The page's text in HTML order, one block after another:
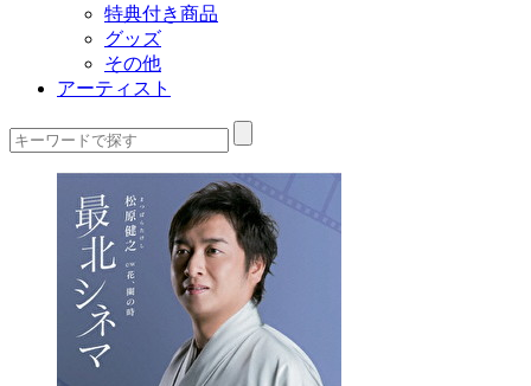
特典付き商品
グッズ
その他
アーティスト